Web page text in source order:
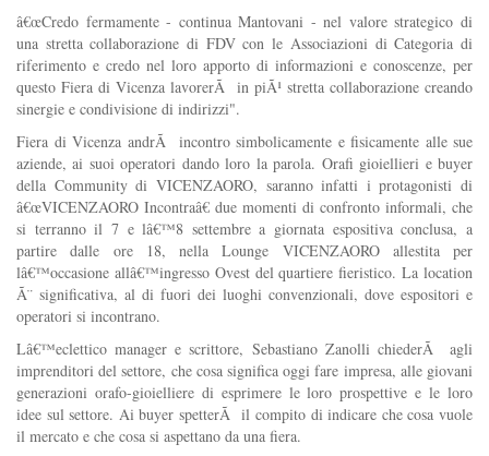
â€œCredo fermamente - continua Mantovani - nel valore strategico di
una stretta collaborazione di FDV con le Associazioni di Categoria di
riferimento e credo nel loro apporto di informazioni e conoscenze, per
questo Fiera di Vicenza lavorerÃ in piÃ¹ stretta collaborazione creando
sinergie e condivisione di indirizzi".
Fiera di Vicenza andrÃ incontro simbolicamente e fisicamente alle sue
aziende, ai suoi operatori dando loro la parola. Orafi gioiellieri e buyer
della Community di VICENZAORO, saranno infatti i protagonisti di
â€œVICENZAORO Incontraâ€ due momenti di confronto informali, che
si terranno il 7 e lâ€™8 settembre a giornata espositiva conclusa, a
partire dalle ore 18, nella Lounge VICENZAORO allestita per
lâ€™occasione allâ€™ingresso Ovest del quartiere fieristico. La location
Ã¨ significativa, al di fuori dei luoghi convenzionali, dove espositori e
operatori si incontrano.
Lâ€™eclettico manager e scrittore, Sebastiano Zanolli chiederÃ agli
imprenditori del settore, che cosa significa oggi fare impresa, alle giovani
generazioni orafo-gioielliere di esprimere le loro prospettive e le loro
idee sul settore. Ai buyer spetterÃ il compito di indicare che cosa vuole
il mercato e che cosa si aspettano da una fiera.